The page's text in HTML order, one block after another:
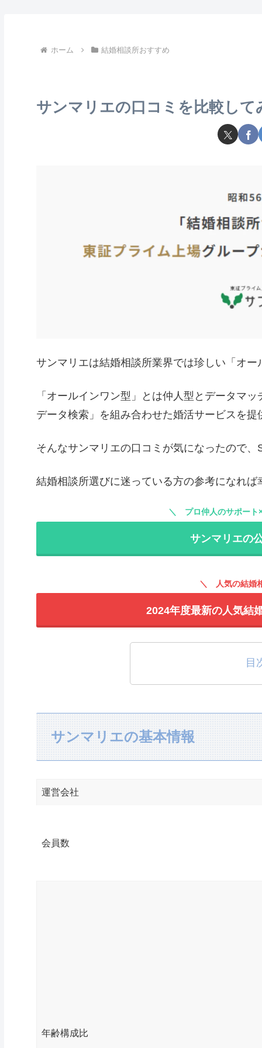
ホーム 結婚相談所おすすめ
サンマリエの口コミを比較して
サンマリエは結婚相談所業界では珍しい「オ
「オールインワン型」とは仲人型とデータマ
データ検索」を組み合わせた婚活サービスを提
そんなサンマリエの口コミが気になったので
結婚相談所選びに迷っている方の参考になれば
プロ仲人のサポート
サンマリエの
人気の結婚
2024年度最新の人気結
目
サンマリエの基本情報
運営会社
会員数
年齢構成比